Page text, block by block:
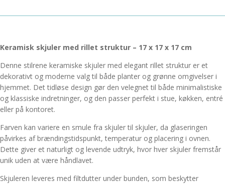
119,00 kr..71,40 kr..
Keramisk skjuler med rillet struktur – 17 x 17 x 17 cm
Denne stilrene keramiske skjuler med elegant rillet struktur er et
dekorativt og moderne valg til både planter og grønne omgivelser i
hjemmet. Det tidløse design gør den velegnet til både minimalistiske
og klassiske indretninger, og den passer perfekt i stue, køkken, entré
eller på kontoret.
Farven kan variere en smule fra skjuler til skjuler, da glaseringen
påvirkes af brændingstidspunkt, temperatur og placering i ovnen.
Dette giver et naturligt og levende udtryk, hvor hver skjuler fremstår
unik uden at være håndlavet.
Skjuleren leveres med filtdutter under bunden, som beskytter